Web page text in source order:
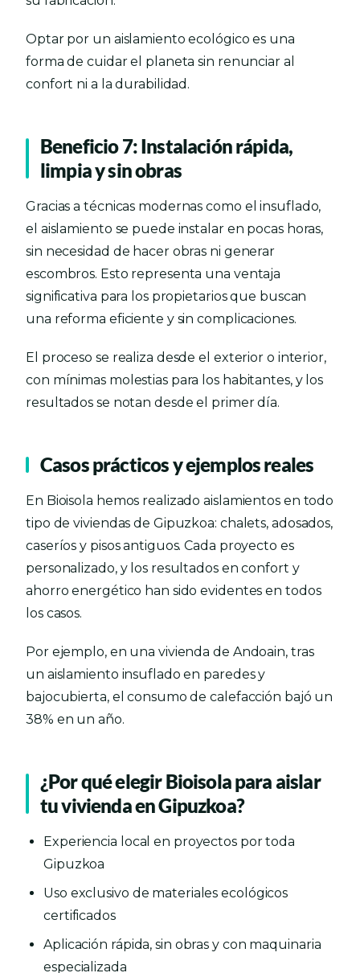
Optar por un aislamiento ecológico es una
forma de cuidar el planeta sin renunciar al
confort ni a la durabilidad.
Beneficio 7: Instalación rápida,
limpia y sin obras
Gracias a técnicas modernas como el insuflado,
el aislamiento se puede instalar en pocas horas,
sin necesidad de hacer obras ni generar
escombros. Esto representa una ventaja
significativa para los propietarios que buscan
una reforma eficiente y sin complicaciones.
El proceso se realiza desde el exterior o interior,
con mínimas molestias para los habitantes, y los
resultados se notan desde el primer día.
Casos prácticos y ejemplos reales
En Bioisola hemos realizado aislamientos en todo
tipo de viviendas de Gipuzkoa: chalets, adosados,
caseríos y pisos antiguos. Cada proyecto es
personalizado, y los resultados en confort y
ahorro energético han sido evidentes en todos
los casos.
Por ejemplo, en una vivienda de Andoain, tras
un aislamiento insuflado en paredes y
bajocubierta, el consumo de calefacción bajó un
38% en un año.
¿Por qué elegir Bioisola para aislar
tu vivienda en Gipuzkoa?
Experiencia local en proyectos por toda
Gipuzkoa
Uso exclusivo de materiales ecológicos
certificados
Aplicación rápida, sin obras y con maquinaria
especializada